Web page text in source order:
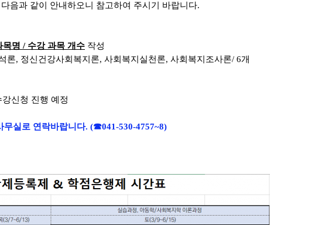
음과 같이 안내하오니 참고하여 주시기 바랍니다.
목명 / 수강과목 개수 작성
론, 정신건강사회복지론, 사회복지실천론, 사회복지조사론/ 6개
강신청 진행 예정
실로 연락바랍니다. (☎041-530-4757~8)